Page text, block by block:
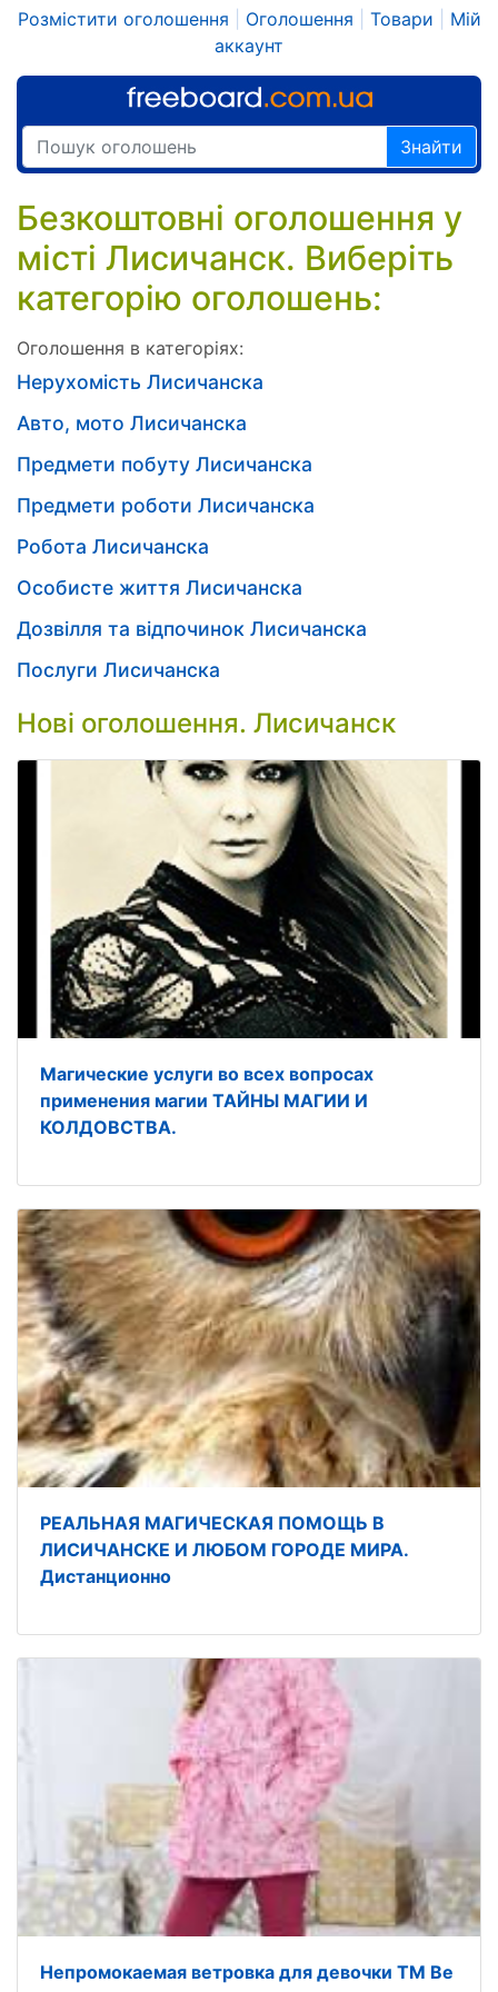
Розмістити оголошення Оголошення Товари
Мій
аккаунт
Знайти
Безкоштовні оголошення у
місті Лисичанск. Виберіть
категорію оголошень:
Оголошення в категоріях:
Нерухомість Лисичанска
Авто, мото Лисичанска
Предмети побуту Лисичанска
Предмети роботи Лисичанска
Робота Лисичанска
Особисте життя Лисичанска
Дозвілля та відпочинок Лисичанска
Послуги Лисичанска
Нові оголошення. Лисичанск
Магические услуги во всех вопросах
применения магии ТАЙНЫ МАГИИ И
КОЛДОВСТВА.
РЕАЛЬНАЯ МАГИЧЕСКАЯ ПОМОЩЬ В
ЛИСИЧАНСКЕ И ЛЮБОМ ГОРОДЕ МИРА.
Дистанционно
Непромокаемая ветровка для девочки ТМ Be